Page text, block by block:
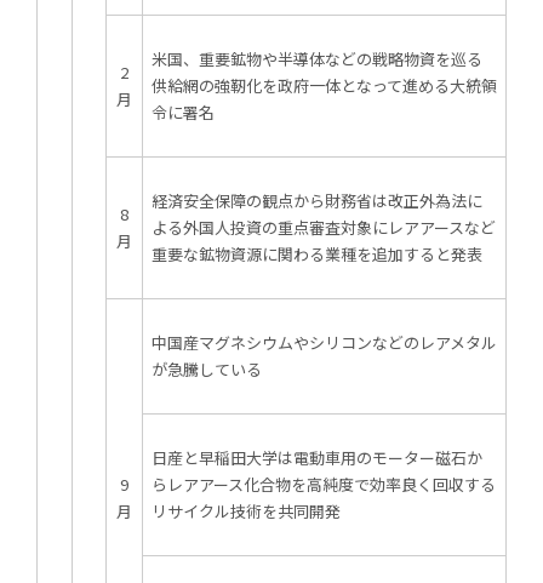
2
月
米国、重要鉱物や半導体などの戦略物資を巡る
供給網の強靭化を政府一体となって進める大統領
令に署名
8
月
経済安全保障の観点から財務省は改正外為法に
よる外国人投資の重点審査対象にレアアースなど
重要な鉱物資源に関わる業種を追加すると発表
9
月
中国産マグネシウムやシリコンなどのレアメタル
が急騰している
日産と早稲田大学は電動車用のモーター磁石か
らレアアース化合物を高純度で効率良く回収する
リサイクル技術を共同開発